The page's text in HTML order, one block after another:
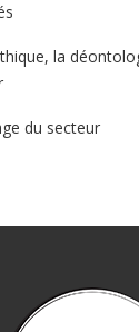
la
du secteur